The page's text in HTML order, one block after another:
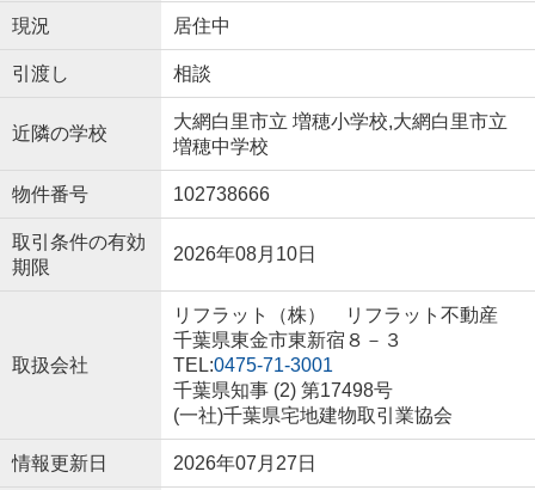
現況 居住中
引渡し 相談
近隣の学校
大網白里市立 増穂小学校,大網白里市立
増穂中学校
物件番号 102738666
取引条件の有効
期限
2026年08月10日
取扱会社
リフラット（株） リフラット不動産
千葉県東金市東新宿８－３
TEL:0475-71-3001
千葉県知事 (2) 第17498号
(一社)千葉県宅地建物取引業協会
情報更新日 2026年07月27日